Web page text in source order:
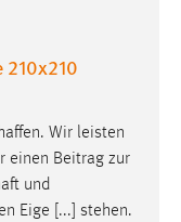
210x210
. Wir leisten
einen Beitrag zur
und
Eige [...] stehen.